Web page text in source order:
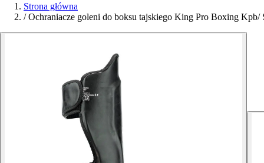
Strona główna
/ Ochraniacze goleni do boksu tajskiego King Pro Boxing Kpb/